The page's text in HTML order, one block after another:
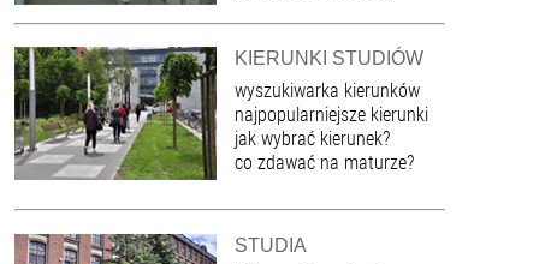
KIERUNKI STUDIÓW
wyszukiwarka kierunków
najpopularniejsze kierunki
jak wybrać kierunek?
co zdawać na maturze?
STUDIA